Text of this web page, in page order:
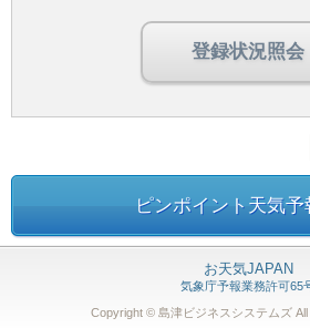
登録状況照会
ピンポイント天気予
お天気JAPAN
気象庁予報業務許可65
Copyright © 島津ビジネスシステムズ